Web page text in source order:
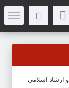
ارشاد اسلامی